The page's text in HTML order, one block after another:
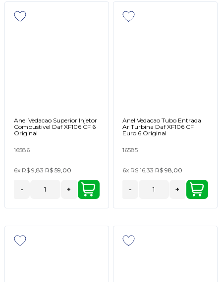
Anel Vedacao Superior Injetor
Combustivel Daf XF106 CF 6
Original
16586
6x R$ 9,83 R$ 59,00
- +
Anel Vedacao Tubo Entrada
Ar Turbina Daf XF106 CF
Euro 6 Original
16585
6x R$ 16,33 R$ 98,00
- +